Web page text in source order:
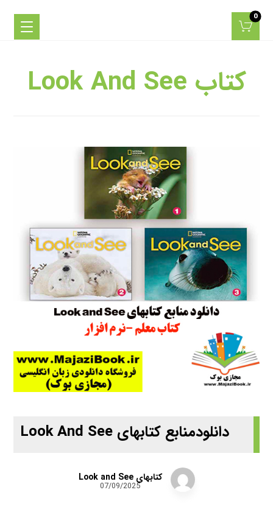
کتاب Look And See
دانلودمنابع کتابهای Look And See
کتابهای Look and See
07/09/2025